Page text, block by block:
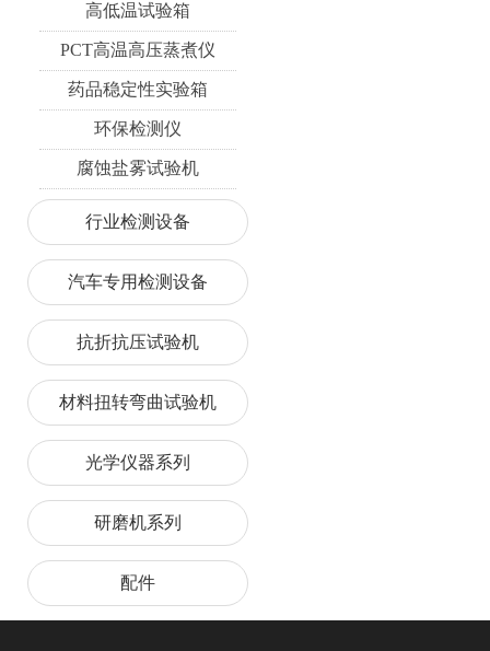
高低温试验箱
PCT高温高压蒸煮仪
药品稳定性实验箱
环保检测仪
腐蚀盐雾试验机
行业检测设备
汽车专用检测设备
抗折抗压试验机
材料扭转弯曲试验机
光学仪器系列
研磨机系列
配件